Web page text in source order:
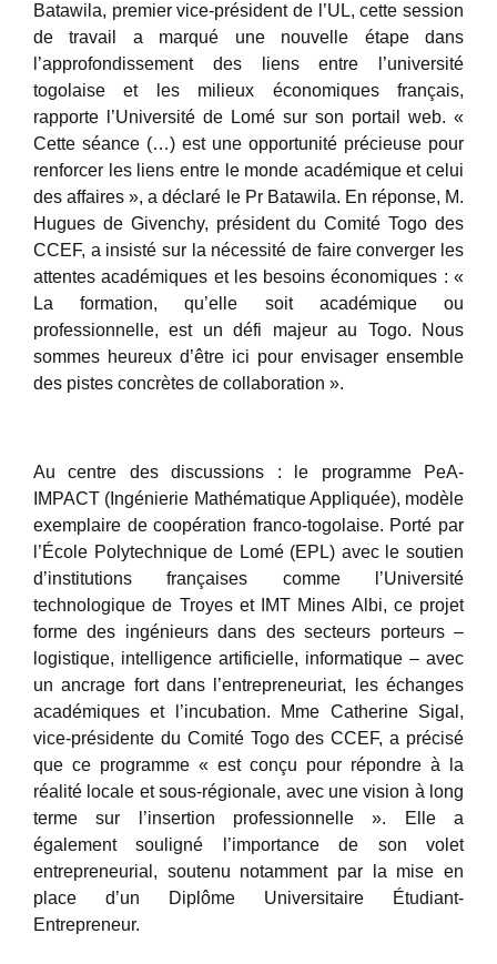
Batawila, premier vice-président de l’UL, cette session
de travail a marqué une nouvelle étape dans
l’approfondissement des liens entre l’université
togolaise et les milieux économiques français,
rapporte l’Université de Lomé sur son portail web. «
Cette séance (…) est une opportunité précieuse pour
renforcer les liens entre le monde académique et celui
des affaires », a déclaré le Pr Batawila. En réponse, M.
Hugues de Givenchy, président du Comité Togo des
CCEF, a insisté sur la nécessité de faire converger les
attentes académiques et les besoins économiques : «
La formation, qu’elle soit académique ou
professionnelle, est un défi majeur au Togo. Nous
sommes heureux d’être ici pour envisager ensemble
des pistes concrètes de collaboration ».
Au centre des discussions : le programme PeA-
IMPACT (Ingénierie Mathématique Appliquée), modèle
exemplaire de coopération franco-togolaise. Porté par
l’École Polytechnique de Lomé (EPL) avec le soutien
d’institutions françaises comme l’Université
technologique de Troyes et IMT Mines Albi, ce projet
forme des ingénieurs dans des secteurs porteurs –
logistique, intelligence artificielle, informatique – avec
un ancrage fort dans l’entrepreneuriat, les échanges
académiques et l’incubation. Mme Catherine Sigal,
vice-présidente du Comité Togo des CCEF, a précisé
que ce programme « est conçu pour répondre à la
réalité locale et sous-régionale, avec une vision à long
terme sur l’insertion professionnelle ». Elle a
également souligné l’importance de son volet
entrepreneurial, soutenu notamment par la mise en
place d’un Diplôme Universitaire Étudiant-
Entrepreneur.